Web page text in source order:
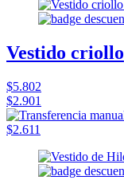
Vestido criollo
$5.802
$2.901
$2.611